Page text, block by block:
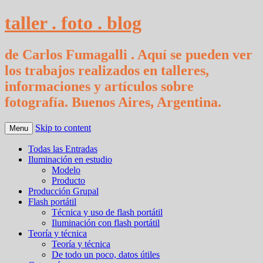
taller . foto . blog
de Carlos Fumagalli . Aquí se pueden ver
los trabajos realizados en talleres,
informaciones y artículos sobre
fotografía. Buenos Aires, Argentina.
Menu Skip to content
Todas las Entradas
Iluminación en estudio
Modelo
Producto
Producción Grupal
Flash portátil
Técnica y uso de flash portátil
Iluminación con flash portátil
Teoría y técnica
Teoría y técnica
De todo un poco, datos útiles